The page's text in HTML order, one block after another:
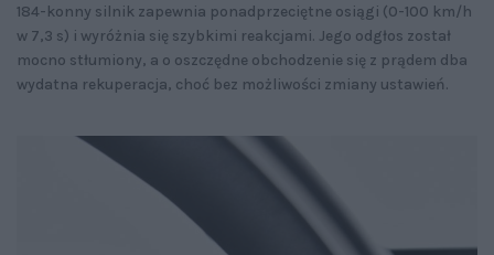
184-konny silnik zapewnia ponadprzeciętne osiągi (0-100 km/h
w 7,3 s) i wyróżnia się szybkimi reakcjami. Jego odgłos został
mocno stłumiony, a o oszczędne obchodzenie się z prądem dba
wydatna rekuperacja, choć bez możliwości zmiany ustawień.